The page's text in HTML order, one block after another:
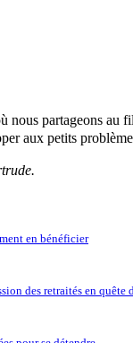
nous partageons au
aux petits
en bénéficier
des retraités en